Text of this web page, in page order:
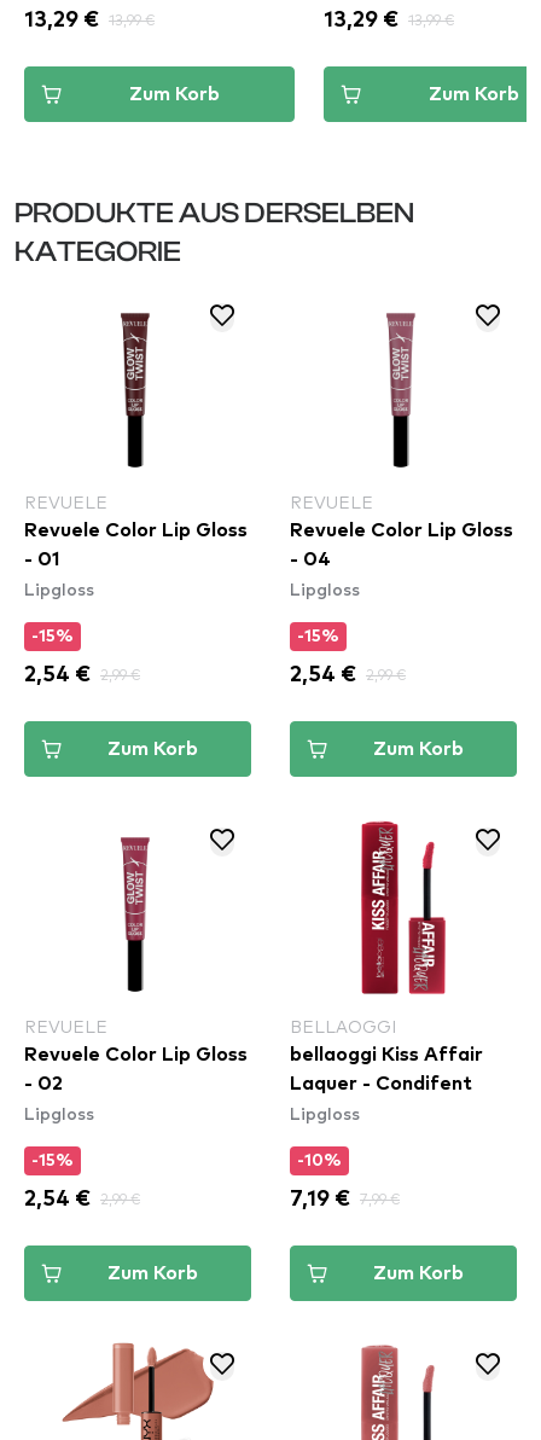
13,29 € 13,99 €
Zum Korb
13,29 € 13,99 €
Zum Korb
PRODUKTE AUS DERSELBEN
KATEGORIE
REVUELE
Revuele Color Lip Gloss
- 01
Lipgloss
-15%
2,54 € 2,99 €
Zum Korb
REVUELE
Revuele Color Lip Gloss
- 04
Lipgloss
-15%
2,54 € 2,99 €
Zum Korb
REVUELE
Revuele Color Lip Gloss
- 02
Lipgloss
-15%
2,54 € 2,99 €
Zum Korb
BELLAOGGI
bellaoggi Kiss Affair
Laquer - Condifent
Lipgloss
-10%
7,19 € 7,99 €
Zum Korb